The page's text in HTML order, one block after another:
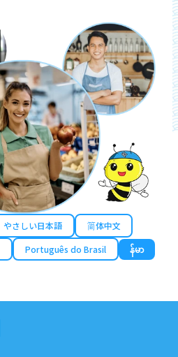
やさしい日本語
简体中文
Português do Brasil န်မာ